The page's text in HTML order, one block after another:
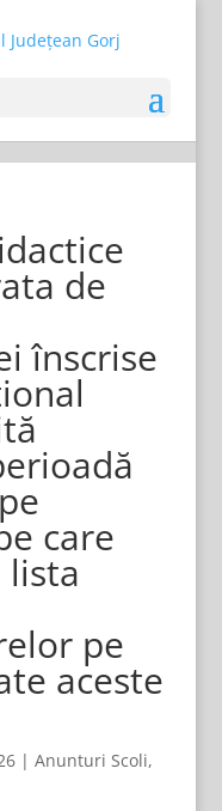
de
înscrise
care
lista
pe
aceste
| Anunturi Scoli,